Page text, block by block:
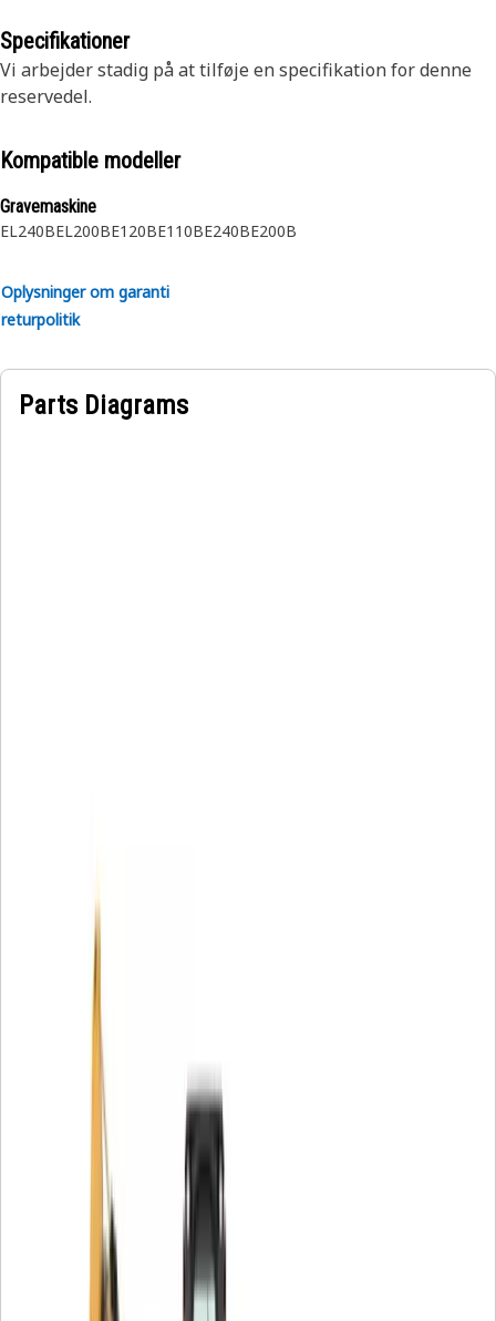
Specifikationer
Vi arbejder stadig på at tilføje en specifikation for denne
reservedel.
Kompatible modeller
Gravemaskine
EL240BEL200BE120BE110BE240BE200B
Oplysninger om garanti
returpolitik
Parts Diagrams